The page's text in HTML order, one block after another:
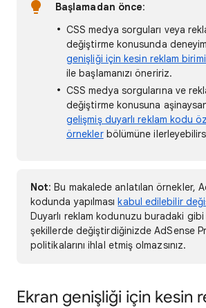
Başlamadan önce:
CSS medya sorguları veya
değiştirme konusunda
genişliği için kesin reklam
ile başlamanızı öneririz.
CSS medya sorgularına ve
değiştirme konusuna
gelişmiş duyarlı reklam kodu
örneklerbölümüne
Not: Bu makalede anlatılan örnekler,
kodunda yapılmasıkabul edilebilir
Duyarlı reklam kodunuzu buradaki
şekillerde değiştirdiğinizde AdSense
politikalarını ihlal etmiş olmazsınız.
Ekran genişliği için kesin